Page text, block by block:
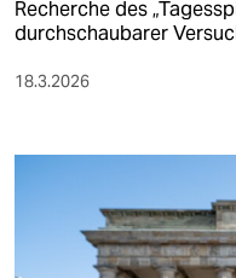
Recherche des
durchschaubarer
18.3.2026